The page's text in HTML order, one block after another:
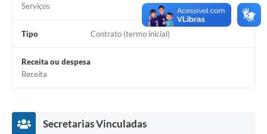
Serviços
Tipo Contrato (termo inicial)
Receita ou despesa
Receita
Secretarias Vinculadas